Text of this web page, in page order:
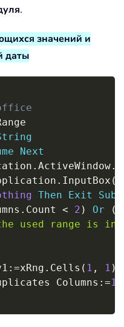
.
значений и
даты
Next
. ActiveWindow.
. InputBox (
Then Exit
Sub
. Count < 2 ) Or (
used range is
: =xRng . Cells ( 1 , 1 )
Columns : =1